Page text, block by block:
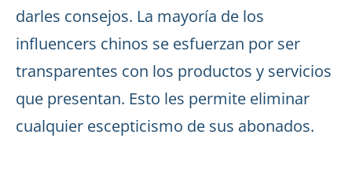
darles consejos. La mayoría de los
influencers chinos se esfuerzan por ser
transparentes con los productos y servicios
que presentan. Esto les permite eliminar
cualquier escepticismo de sus abonados.